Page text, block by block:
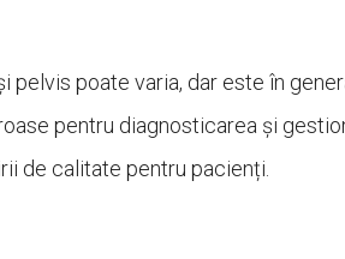
pelvis poate varia, dar este în
pentru diagnosticarea și
de calitate pentru pacienți.